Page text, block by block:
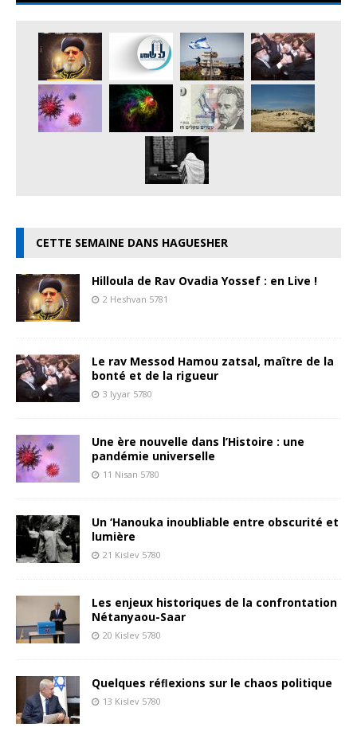
CETTE SEMAINE DANS HAGUESHER
Hilloula de Rav Ovadia Yossef : en Live !
2 Heshvan 5781
Le rav Messod Hamou zatsal, maître de la
bonté et de la rigueur
3 Iyyar 5780
Une ère nouvelle dans l’Histoire : une
pandémie universelle
11 Nisan 5780
Un ‘Hanouka inoubliable entre obscurité et
lumière
21 Kislev 5780
Les enjeux historiques de la confrontation
Nétanyaou-Saar
20 Kislev 5780
Quelques réﬂexions sur le chaos politique
13 Kislev 5780